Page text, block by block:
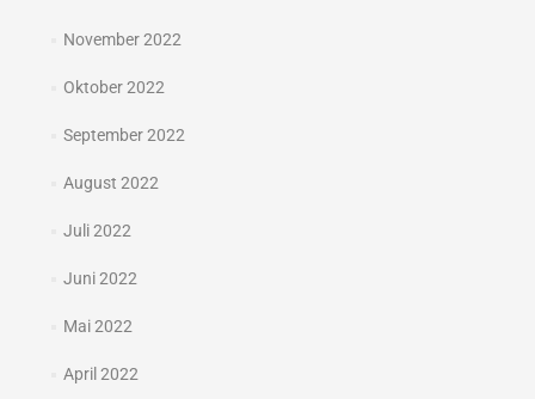
November 2022
Oktober 2022
September 2022
August 2022
Juli 2022
Juni 2022
Mai 2022
April 2022